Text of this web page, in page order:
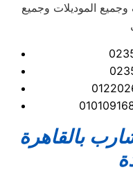
وجميع الموديلات وجميع
بالقاهرة